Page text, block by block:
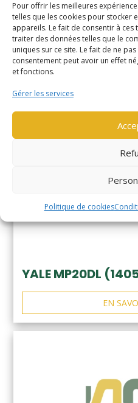
Pour offrir les meilleures
telles que les cookies pour stocker
appareils. Le fait de consentir à
traiter des données telles que le
uniques sur ce site. Le fait de ne
consentement peut avoir un effet
et fonctions.
Gérer les services
Politique de cookies
YALE MS14XIL
YALE MP20DL
EN